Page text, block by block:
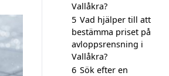
Vallåkra?
5 Vad hjälper till att
bestämma priset på
avloppsrensning i
Vallåkra?
6 Sök efter en